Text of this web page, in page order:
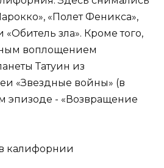
«Полет Феникса»,
«Обитель зла». Кроме того,
воплощением
Татуин из
«Звездные войны» (в
эпизоде ​​- «Возвращение